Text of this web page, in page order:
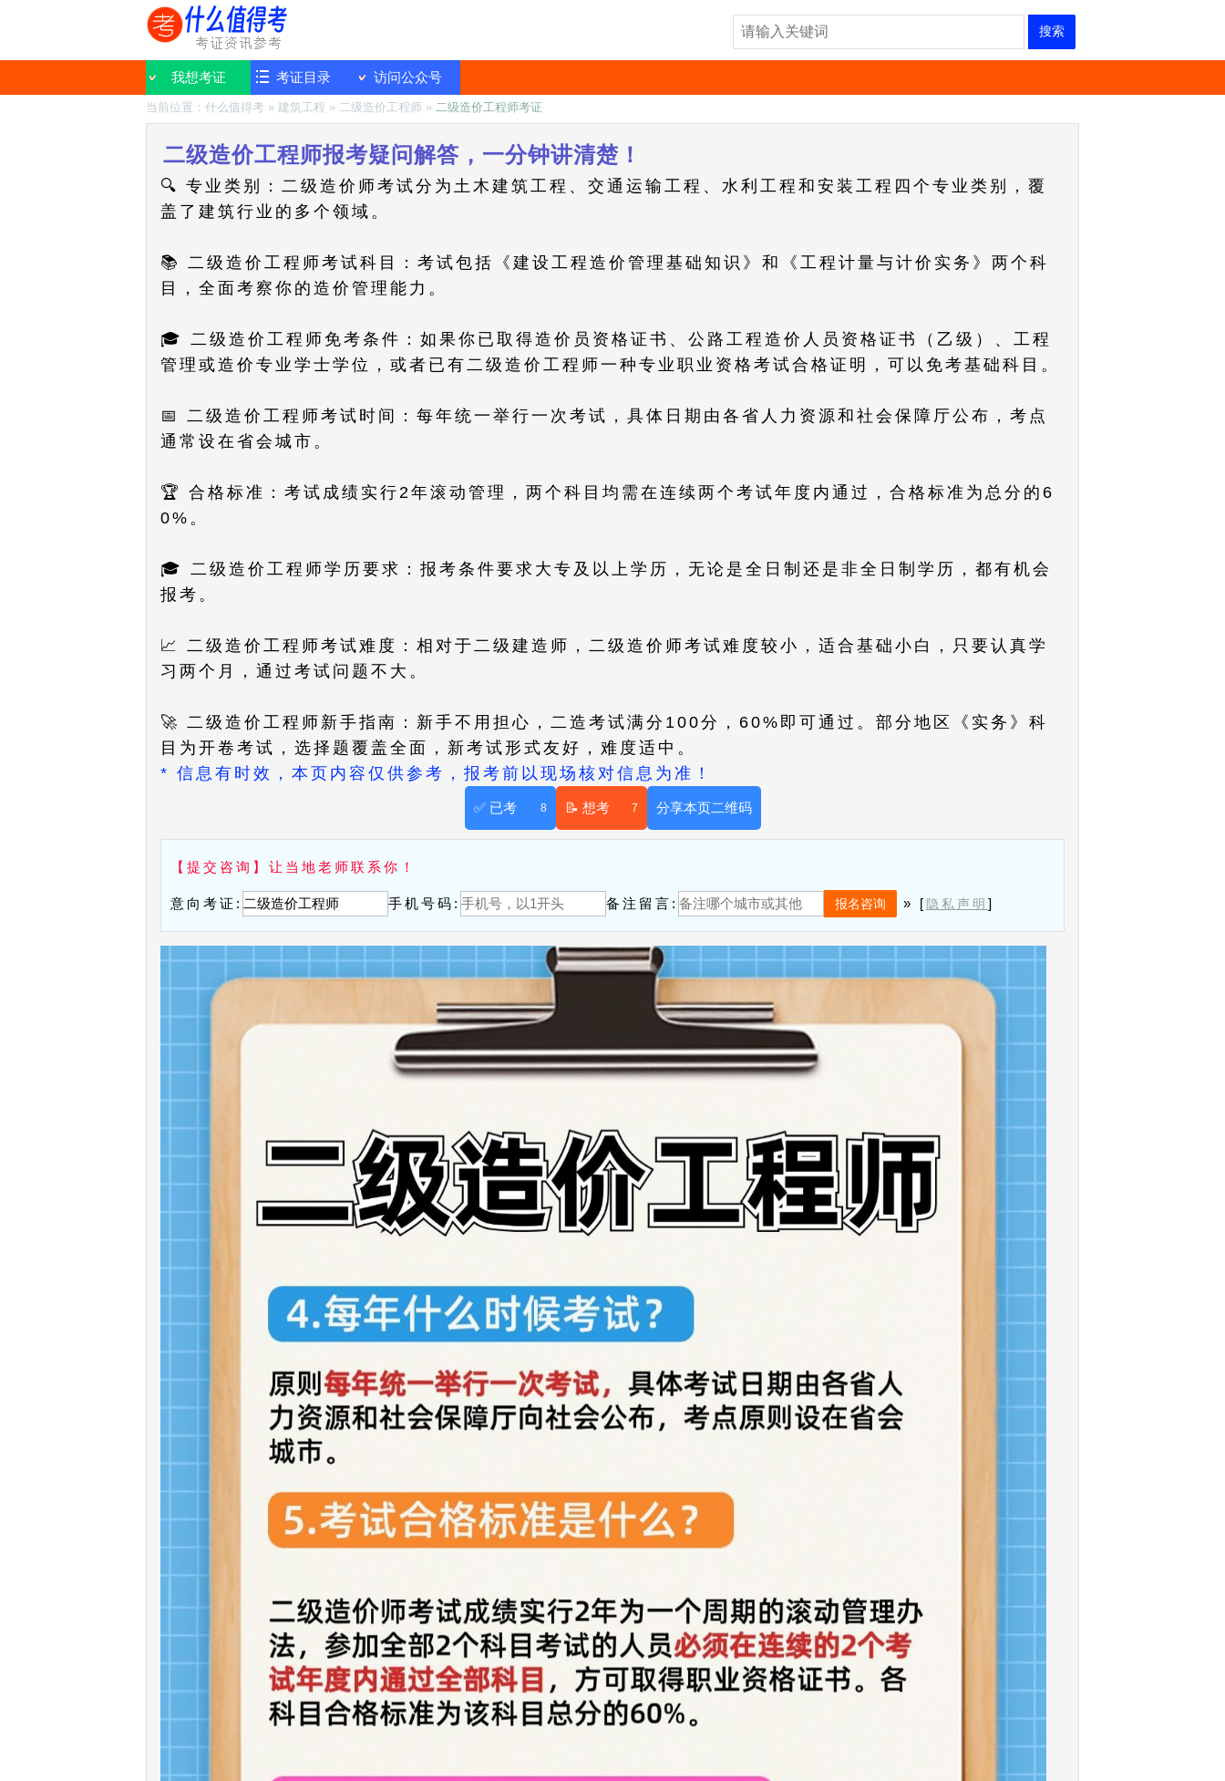
搜索
我想考证 考证目录 访问公众号
当前位置： 什么值得考 » 建筑工程 » 二级造价工程师 » 二级造价工程师考证
二级造价工程师报考疑问解答，一分钟讲清楚！
🔍 专业类别：二级造价师考试分为土木建筑工程、交通运输工程、水利工程和安装工程四个专业类别，覆
盖了建筑行业的多个领域。
📚 二级造价工程师考试科目：考试包括《建设工程造价管理基础知识》和《工程计量与计价实务》两个科
目，全面考察你的造价管理能力。
🎓 二级造价工程师免考条件：如果你已取得造价员资格证书、公路工程造价人员资格证书（乙级）、工程
管理或造价专业学士学位，或者已有二级造价工程师一种专业职业资格考试合格证明，可以免考基础科目。
📅 二级造价工程师考试时间：每年统一举行一次考试，具体日期由各省人力资源和社会保障厅公布，考点
通常设在省会城市。
🏆 合格标准：考试成绩实行2年滚动管理，两个科目均需在连续两个考试年度内通过，合格标准为总分的6
0%。
🎓 二级造价工程师学历要求：报考条件要求大专及以上学历，无论是全日制还是非全日制学历，都有机会
报考。
📈 二级造价工程师考试难度：相对于二级建造师，二级造价师考试难度较小，适合基础小白，只要认真学
习两个月，通过考试问题不大。
🚀 二级造价工程师新手指南：新手不用担心，二造考试满分100分，60%即可通过。部分地区《实务》科
目为开卷考试，选择题覆盖全面，新考试形式友好，难度适中。
* 信息有时效，本页内容仅供参考，报考前以现场核对信息为准！
8
✅ 已考 7
📝 想考 分享本页二维码
【提交咨询】让当地老师联系你！
意向考证: 手机号码: 备注留言: » [ 隐私声明 ]